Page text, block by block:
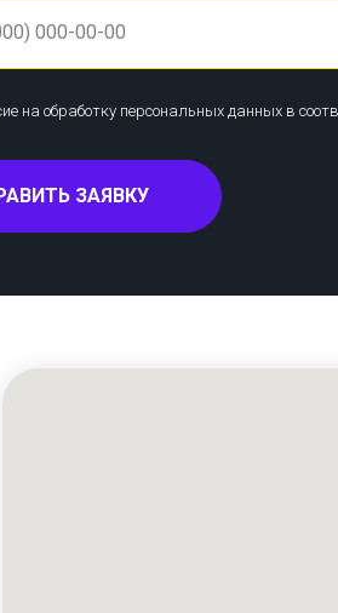
на обработку персональных данных в
ЗАЯВКУ